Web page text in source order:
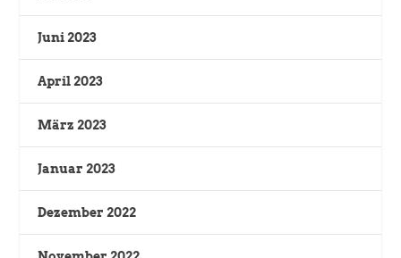
Juni 2023
April 2023
März 2023
Januar 2023
Dezember 2022